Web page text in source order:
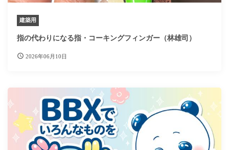
建築用
指の代わりになる指・コーキングフィンガー（林雄司）
2026年06月10日